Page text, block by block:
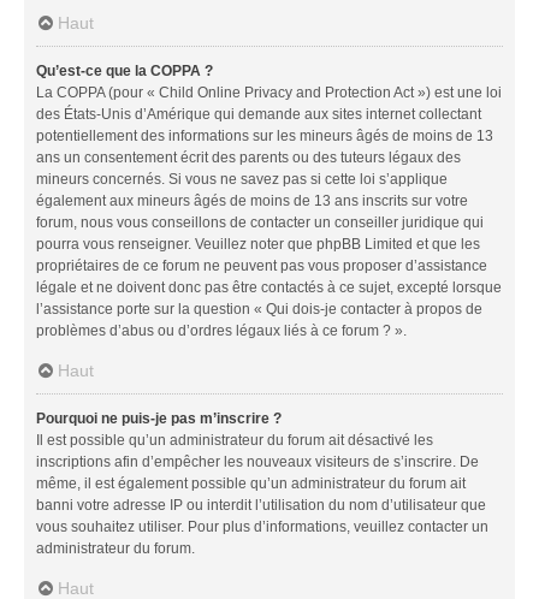
Haut
Qu’est-ce que la COPPA ?
La COPPA (pour « Child Online Privacy and Protection Act ») est une loi
des États-Unis d’Amérique qui demande aux sites internet collectant
potentiellement des informations sur les mineurs âgés de moins de 13
ans un consentement écrit des parents ou des tuteurs légaux des
mineurs concernés. Si vous ne savez pas si cette loi s’applique
également aux mineurs âgés de moins de 13 ans inscrits sur votre
forum, nous vous conseillons de contacter un conseiller juridique qui
pourra vous renseigner. Veuillez noter que phpBB Limited et que les
propriétaires de ce forum ne peuvent pas vous proposer d’assistance
légale et ne doivent donc pas être contactés à ce sujet, excepté lorsque
l’assistance porte sur la question « Qui dois-je contacter à propos de
problèmes d’abus ou d’ordres légaux liés à ce forum ? ».
Haut
Pourquoi ne puis-je pas m’inscrire ?
Il est possible qu’un administrateur du forum ait désactivé les
inscriptions afin d’empêcher les nouveaux visiteurs de s’inscrire. De
même, il est également possible qu’un administrateur du forum ait
banni votre adresse IP ou interdit l’utilisation du nom d’utilisateur que
vous souhaitez utiliser. Pour plus d’informations, veuillez contacter un
administrateur du forum.
Haut